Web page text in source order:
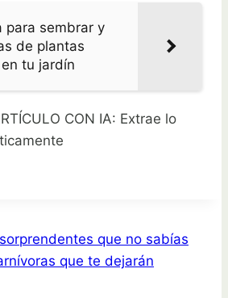
para sembrar y
de plantas
tu jardín
CON IA: Extrae lo
que no sabías
que te dejarán